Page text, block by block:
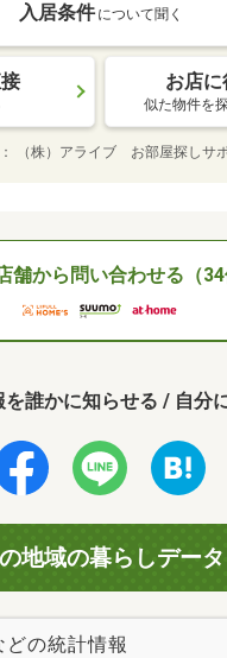
入居条件 について聞く
お店に
似た物件を
（株）アライブ お部屋探しサ
舗から問い合わせる（34
を誰かに知らせる / 自分
地域の暮らしデータ
の統計情報